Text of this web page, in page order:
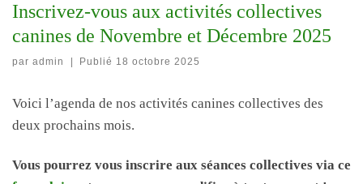
Inscrivez-vous aux activités collectives
canines de Novembre et Décembre 2025
par admin Publié 18 octobre 2025
Voici l’agenda de nos activités canines collectives des
deux prochains mois.
Vous pourrez vous inscrire aux séances collectives via ce